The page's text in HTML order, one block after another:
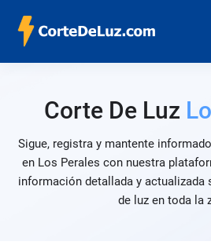
Corte De Luz
Sigue, registra y mantente
en Los Perales con nuestra
información detallada y actualizada
de luz en toda la